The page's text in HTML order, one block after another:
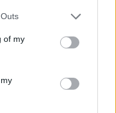
of my
Office, dopo
governative a